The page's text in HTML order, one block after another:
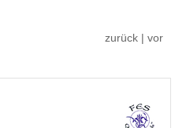
zurück | vor